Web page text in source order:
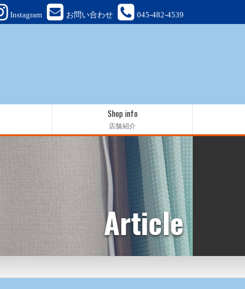
Instagram お問い合わせ 045-482-4539
Shop info
店舗紹介
Article